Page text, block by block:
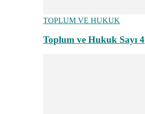
TOPLUM VE HUKUK
Toplum ve Hukuk Sayı 4